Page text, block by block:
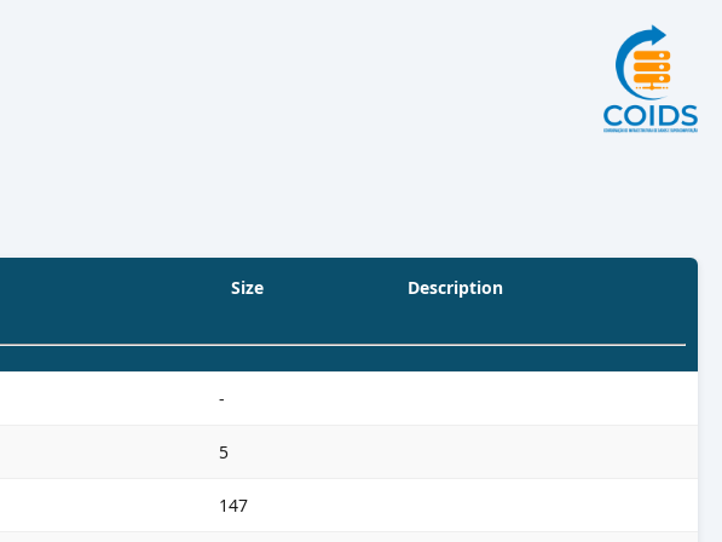
Size Description
-
5
147